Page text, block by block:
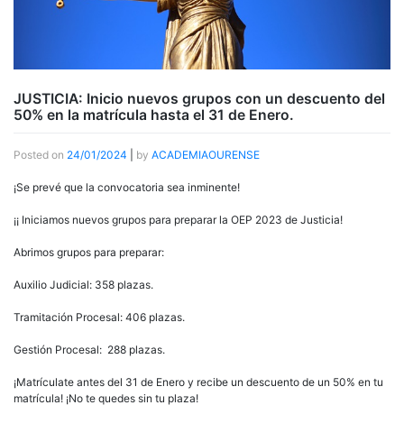
JUSTICIA: Inicio nuevos grupos con un descuento del
50% en la matrícula hasta el 31 de Enero.
Posted on 24/01/2024 by ACADEMIAOURENSE
¡Se prevé que la convocatoria sea inminente!
¡¡ Iniciamos nuevos grupos para preparar la OEP 2023 de Justicia!
Abrimos grupos para preparar:
Auxilio Judicial: 358 plazas.
Tramitación Procesal: 406 plazas.
Gestión Procesal: 288 plazas.
¡Matrículate antes del 31 de Enero y recibe un descuento de un 50% en tu
matrícula! ¡No te quedes sin tu plaza!